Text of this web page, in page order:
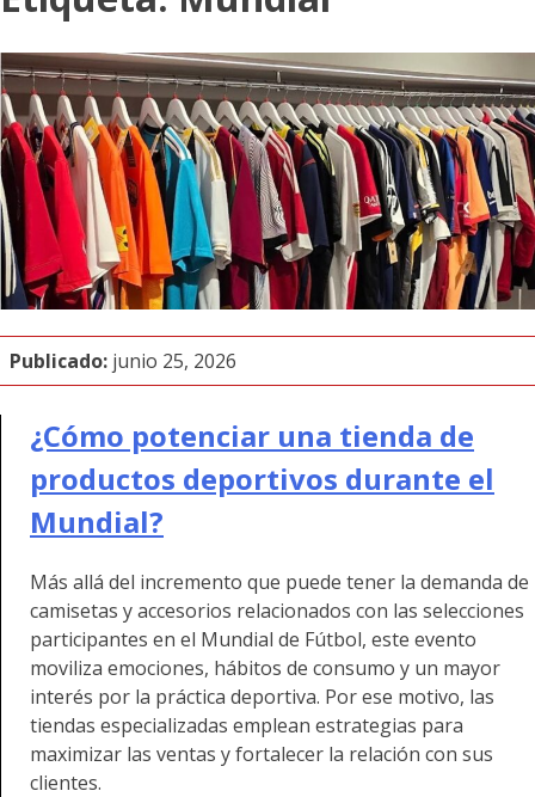
Publicado: junio 25, 2026
¿Cómo potenciar una tienda de
productos deportivos durante el
Mundial?
Más allá del incremento que puede tener la demanda de
camisetas y accesorios relacionados con las selecciones
participantes en el Mundial de Fútbol, este evento
moviliza emociones, hábitos de consumo y un mayor
interés por la práctica deportiva. Por ese motivo, las
tiendas especializadas emplean estrategias para
maximizar las ventas y fortalecer la relación con sus
clientes.